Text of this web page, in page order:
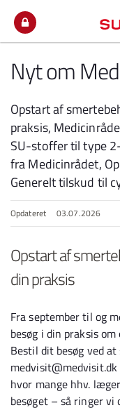
Nyt om
Opstart af
praksis,
SU-stoffer til type
fra Medicinrådet,
Generelt tilskud til
Opdateret 03.07.2026
Opstart af
din praksis
Fra september til og
besøg i din praksis
Bestil dit besøg ved
hvor mange hhv.
besøget – så ringer